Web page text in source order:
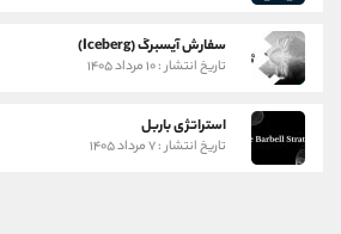
سفارش آیسبرگ (Iceberg)
تاریخ انتشار : ۱۰ مرداد ۱۴۰۵
استراتژی باربل
تاریخ انتشار : ۷ مرداد ۱۴۰۵